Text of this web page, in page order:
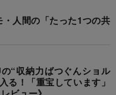
人間の「たった1つの共
“収納力ばつぐんショル
る！「重宝しています」